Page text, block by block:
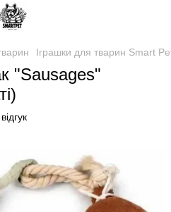
Іграшки для тварин Smart
"Sausages"